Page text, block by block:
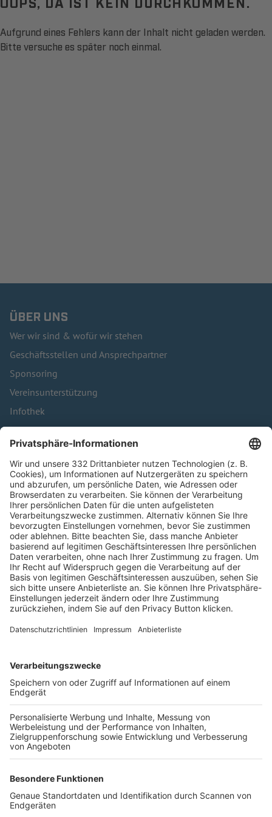
Aufgrund eines Fehlers kann der Inhalt nicht geladen werden.
Bitte versuche es später noch einmal.
ÜBER UNS
Wer wir sind & wofür wir stehen
Geschäftsstellen und Ansprechpartner
Sponsoring
Vereinsunterstützung
Infothek
Kontakt
HÄUFIG BESUCHTE SEITEN
Pässe und Vereinswechsel
Trainerausbildung
Schulungsangebot Vereinsmitarbeiter
BFV-Geschäftsstellen
Trainerbörse
Login SpielPlus
FOLGE DEM BFV
TOP-VEREINE
TOP-PARTNER